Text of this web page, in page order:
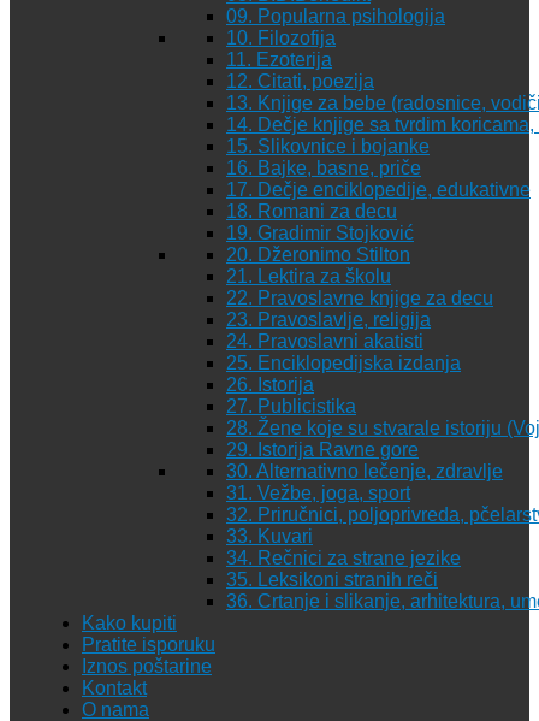
09. Popularna psihologija
10. Filozofija
11. Ezoterija
12. Citati, poezija
13. Knjige za bebe (radosnice,
14. Dečje knjige sa tvrdim
15. Slikovnice i bojanke
16. Bajke, basne, priče
17. Dečje enciklopedije, edukativne
18. Romani za decu
19. Gradimir Stojković
20. Džeronimo Stilton
21. Lektira za školu
22. Pravoslavne knjige za decu
23. Pravoslavlje, religija
24. Pravoslavni akatisti
25. Enciklopedijska izdanja
26. Istorija
27. Publicistika
28. Žene koje su stvarale istoriju
29. Istorija Ravne gore
30. Alternativno lečenje, zdravlje
31. Vežbe, joga, sport
32. Priručnici, poljoprivreda,
33. Kuvari
34. Rečnici za strane jezike
35. Leksikoni stranih reči
36. Crtanje i slikanje, arhitektura,
Kako kupiti
Pratite isporuku
Iznos poštarine
Kontakt
O nama